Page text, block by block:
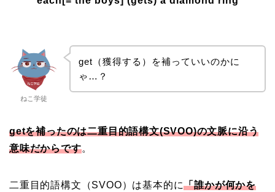
ねこ学徒
get（獲得する）を補っていいのかに
ゃ…？
getを補ったのは二重目的語構文(SVOO)の文脈に沿う
意味だからです。
二重目的語構文（SVOO）は基本的に「誰かが何かを